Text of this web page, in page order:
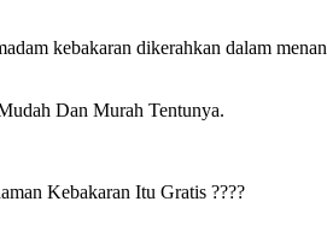
kebakaran dikerahkan dalam
Dan Murah Tentunya.
Kebakaran Itu Gratis ????